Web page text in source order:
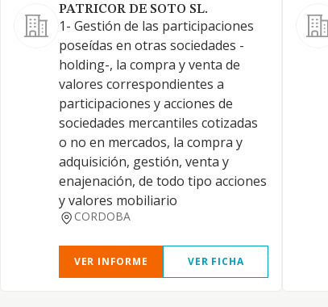
PATRICOR DE SOTO SL.
1- Gestión de las participaciones
poseídas en otras sociedades -
holding-, la compra y venta de
valores correspondientes a
participaciones y acciones de
sociedades mercantiles cotizadas
o no en mercados, la compra y
adquisición, gestión, venta y
enajenación, de todo tipo acciones
y valores mobiliario
CORDOBA
VER INFORME VER FICHA